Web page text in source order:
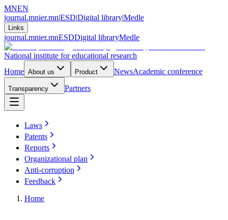
MNEN
journal.mnier.mn|ESD|Digital library|Medle
Links
journal.mnier.mnESDDigital libraryMedle
National institute for educational research
Home About us Product NewsAcademic conference
Transparency Partners
Laws
Patents
Reports
Organizational plan
Anti-corruption
Feedback
Home